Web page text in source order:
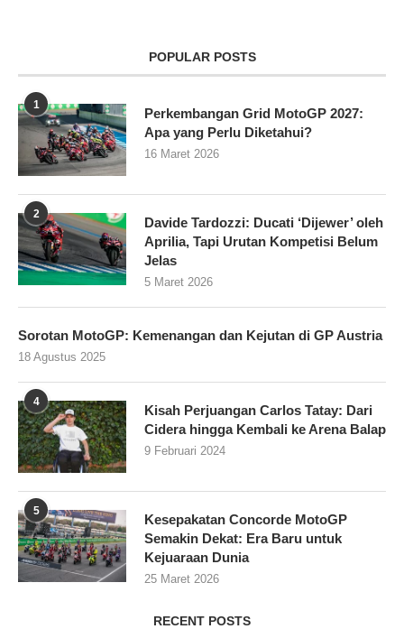
POPULAR POSTS
1
Perkembangan Grid MotoGP 2027:
Apa yang Perlu Diketahui?
16 Maret 2026
2
Davide Tardozzi: Ducati ‘Dijewer’ oleh
Aprilia, Tapi Urutan Kompetisi Belum
Jelas
5 Maret 2026
Sorotan MotoGP: Kemenangan dan Kejutan di GP Austria
18 Agustus 2025
4
Kisah Perjuangan Carlos Tatay: Dari
Cidera hingga Kembali ke Arena Balap
9 Februari 2024
5
Kesepakatan Concorde MotoGP
Semakin Dekat: Era Baru untuk
Kejuaraan Dunia
25 Maret 2026
RECENT POSTS